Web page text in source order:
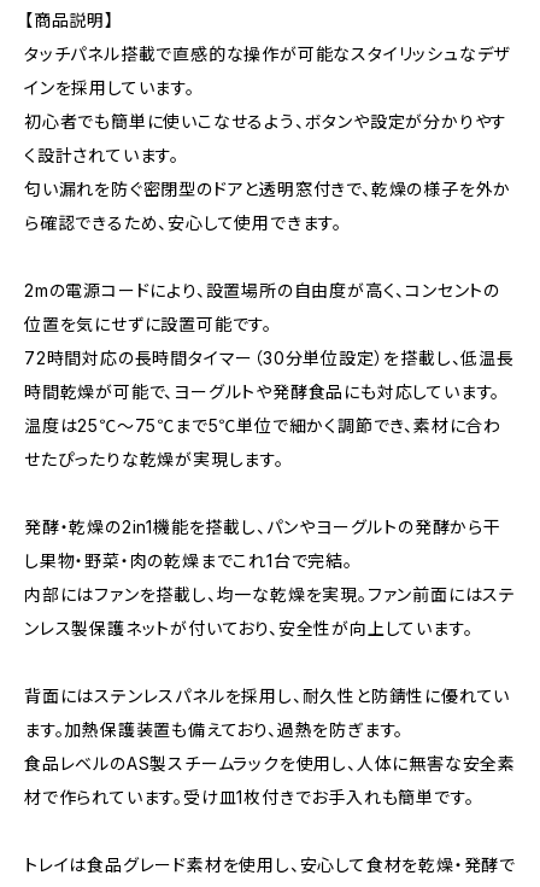
【商品説明】
タッチパネル搭載で直感的な操作が可能なスタイリッシュなデザ
インを採用しています。
初心者でも簡単に使いこなせるよう、ボタンや設定が分かりやす
く設計されています。
匂い漏れを防ぐ密閉型のドアと透明窓付きで、乾燥の様子を外か
ら確認できるため、安心して使用できます。
2mの電源コードにより、設置場所の自由度が高く、コンセントの
位置を気にせずに設置可能です。
72時間対応の長時間タイマー（30分単位設定）を搭載し、低温長
時間乾燥が可能で、ヨーグルトや発酵食品にも対応しています。
温度は25℃～75℃まで5℃単位で細かく調節でき、素材に合わ
せたぴったりな乾燥が実現します。
発酵・乾燥の2in1機能を搭載し、パンやヨーグルトの発酵から干
し果物・野菜・肉の乾燥までこれ1台で完結。
内部にはファンを搭載し、均一な乾燥を実現。ファン前面にはステ
ンレス製保護ネットが付いており、安全性が向上しています。
背面にはステンレスパネルを採用し、耐久性と防錆性に優れてい
ます。加熱保護装置も備えており、過熱を防ぎます。
食品レベルのAS製スチームラックを使用し、人体に無害な安全素
材で作られています。受け皿1枚付きでお手入れも簡単です。
トレイは食品グレード素材を使用し、安心して食材を乾燥・発酵で